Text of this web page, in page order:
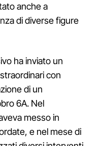
anche a
di diverse figure
ha inviato un
con
di un
6A. Nel
messo in
e nel mese di